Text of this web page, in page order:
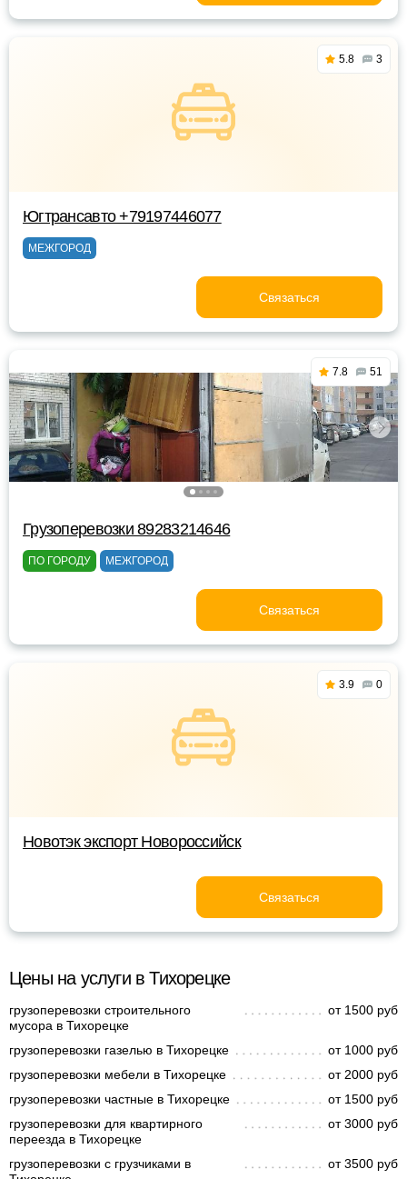
5.8 3
Югтрансавто +79197446077
МЕЖГОРОД
Связаться
7.8 51
Грузоперевозки 89283214646
ПО ГОРОДУ МЕЖГОРОД
Связаться
3.9 0
Новотэк экспорт Новороссийск
Связаться
Цены на услуги в Тихорецке
грузоперевозки строительного
мусора в Тихорецке
от 1500 руб
грузоперевозки газелью в Тихорецке
от 1000 руб
грузоперевозки мебели в Тихорецке
от 2000 руб
грузоперевозки частные в Тихорецке
от 1500 руб
грузоперевозки для квартирного
переезда в Тихорецке
от 3000 руб
грузоперевозки с грузчиками в
от 3500 руб